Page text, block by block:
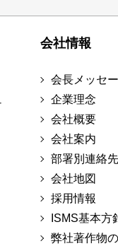
会社情報
会長メッセ
企業理念
会社概要
会社案内
部署別連絡先
会社地図
採用情報
ISMS基本方
弊社著作物